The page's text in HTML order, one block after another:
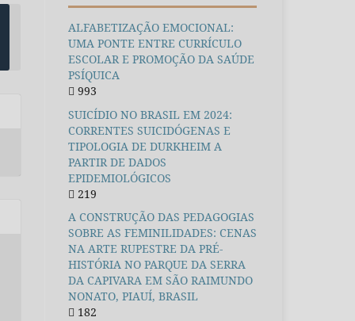
ALFABETIZAÇÃO EMOCIONAL:
UMA PONTE ENTRE CURRÍCULO
ESCOLAR E PROMOÇÃO DA SAÚDE
PSÍQUICA
993
SUICÍDIO NO BRASIL EM 2024:
CORRENTES SUICIDÓGENAS E
TIPOLOGIA DE DURKHEIM A
PARTIR DE DADOS
EPIDEMIOLÓGICOS
219
A CONSTRUÇÃO DAS PEDAGOGIAS
SOBRE AS FEMINILIDADES: CENAS
NA ARTE RUPESTRE DA PRÉ-
HISTÓRIA NO PARQUE DA SERRA
DA CAPIVARA EM SÃO RAIMUNDO
NONATO, PIAUÍ, BRASIL
182